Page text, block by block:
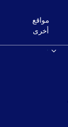
مواقع
أخرى